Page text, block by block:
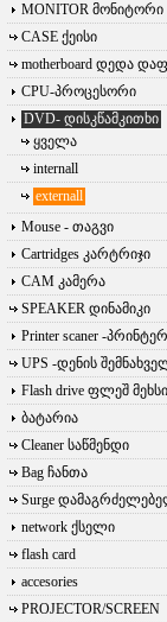
MONITOR მონიტორი
CASE ქეისი
motherboard დედა
CPU-პროცესორი
DVD- დისკწამკითხი
ყველა
internall
externall
Mouse - თაგვი
Cartridges კარტრიჯი
CAM კამერა
SPEAKER დინამიკი
Printer scaner -
UPS -დენის
Flash drive ფლეშ
ბატარია
Cleaner საწმენდი
Bag ჩანთა
Surge
network ქსელი
flash card
accesories
PROJECTOR/SCREEN